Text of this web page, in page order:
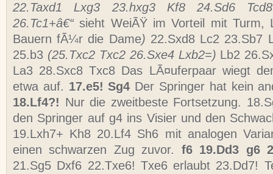
22.Taxd1 Lxg3 23.hxg3 Kf8 24.Sd6
26.Tc1+â€“sieht WeiÃŸ im Vorteil mit Turm,
Bauern fÃ¼r die Dame) 22.Sxd8 Lc2 23.Sb7
25.b3 (25.Txc2 Txc2 26.Sxe4 Lxb2=) Lb2
La3 28.Sxc8 Txc8 Das LÃ¤uferpaar wiegt
etwa auf. 17.e5! Sg4 Der Springer hat kein
18.Lf4?! Nur die zweitbeste Fortsetzung.
den Springer auf g4 ins Visier und den
19.Lxh7+ Kh8 20.Lf4 Sh6 mit analogen
einen schwarzen Zug zuvor. f6 19.Dd3 g6
21.Sg5 Dxf6 22.Txe6! Txe6 erlaubt 23.Dd7!